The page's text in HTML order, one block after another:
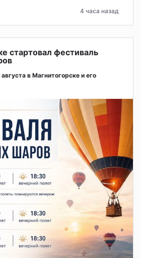
4 часа назад
стартовал фестиваль
в Магнитогорске и его